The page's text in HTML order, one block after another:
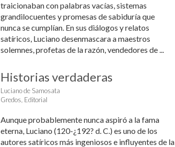
traicionaban con palabras vacías, sistemas
grandilocuentes y promesas de sabiduría que
nunca se cumplían. En sus diálogos y relatos
satíricos, Luciano desenmascara a maestros
solemnes, profetas de la razón, vendedores de ...
Historias verdaderas
Luciano de Samosata
Gredos, Editorial
Aunque probablemente nunca aspiró a la fama
eterna, Luciano (120-¿192? d. C.) es uno de los
autores satíricos más ingeniosos e influyentes de la